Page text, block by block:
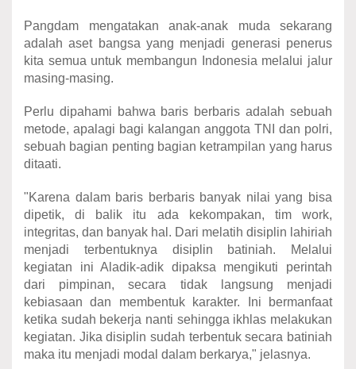
Pangdam mengatakan anak-anak muda sekarang
adalah aset bangsa yang menjadi generasi penerus
kita semua untuk membangun Indonesia melalui jalur
masing-masing.
Perlu dipahami bahwa baris berbaris adalah sebuah
metode, apalagi bagi kalangan anggota TNI dan polri,
sebuah bagian penting bagian ketrampilan yang harus
ditaati.
"Karena dalam baris berbaris banyak nilai yang bisa
dipetik, di balik itu ada kekompakan, tim work,
integritas, dan banyak hal. Dari melatih disiplin lahiriah
menjadi terbentuknya disiplin batiniah. Melalui
kegiatan ini Aladik-adik dipaksa mengikuti perintah
dari pimpinan, secara tidak langsung menjadi
kebiasaan dan membentuk karakter. Ini bermanfaat
ketika sudah bekerja nanti sehingga ikhlas melakukan
kegiatan. Jika disiplin sudah terbentuk secara batiniah
maka itu menjadi modal dalam berkarya," jelasnya.